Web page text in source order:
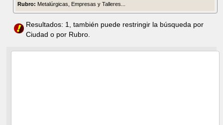
Rubro: Metalúrgicas, Empresas y Talleres...
Resultados: 1, también puede restringir la búsqueda por
Ciudad o por Rubro.